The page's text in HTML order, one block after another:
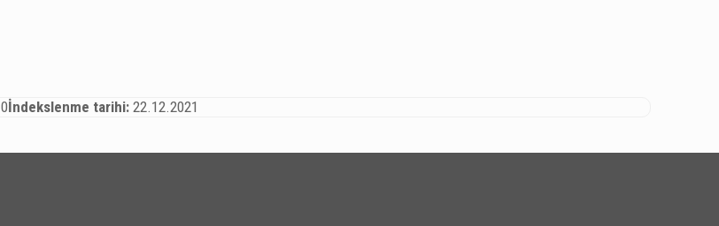
0İndekslenme tarihi: 22.12.2021